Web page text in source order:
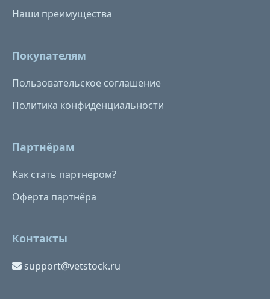
Наши преимущества
Покупателям
Пользовательское соглашение
Политика конфиденциальности
Партнёрам
Как стать партнёром?
Оферта партнёра
Контакты
support@vetstock.ru